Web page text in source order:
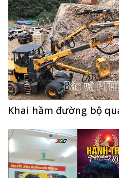
Khai hầm đường bộ